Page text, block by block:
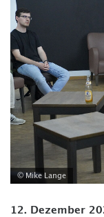
© Mike Lange
12. Dezember